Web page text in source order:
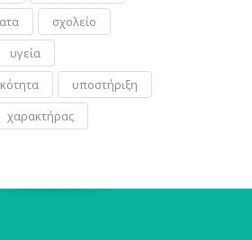
σχολείο
υγεία
υποστήριξη
χαρακτήρας